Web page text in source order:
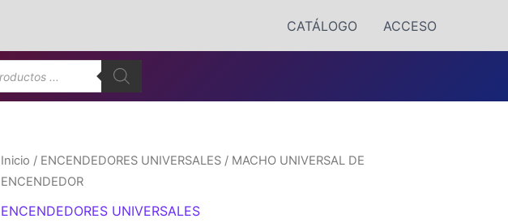
CATÁLOGO ACCESO
Inicio / ENCENDEDORES UNIVERSALES / MACHO UNIVERSAL DE
ENCENDEDOR
ENCENDEDORES UNIVERSALES